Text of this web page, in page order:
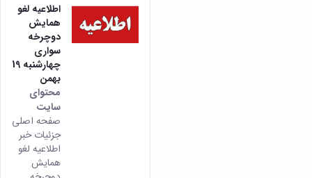
اطلاعیه لغو
همایش
دوچرخه
سواری
چهارشنبه 19
بهمن
محتوای
سایت
صفحه اصلی
جزئیات خبر
اطلاعیه لغو
همایش